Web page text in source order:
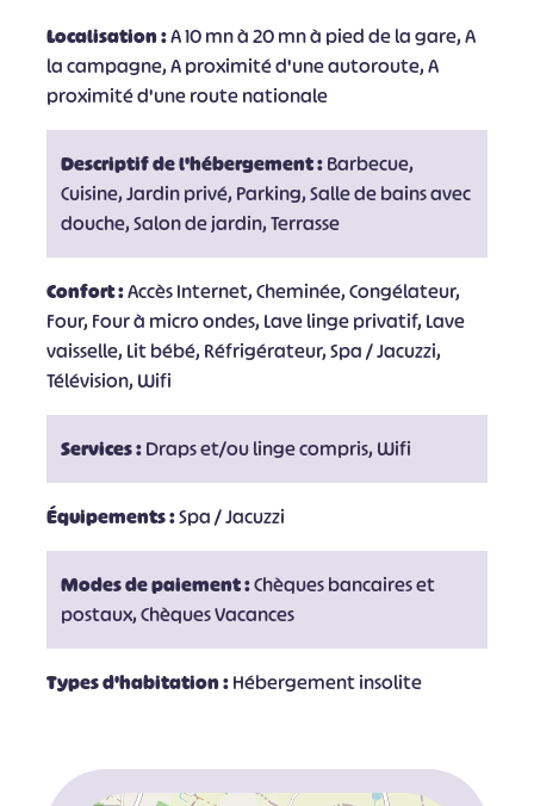
Localisation :A 10 mn à 20 mn à pied de la gare, A
la campagne, A proximité d'une autoroute, A
proximité d'une route nationale
Descriptif de l'hébergement :Barbecue,
Cuisine, Jardin privé, Parking, Salle de bains avec
douche, Salon de jardin, Terrasse
Confort :Accès Internet, Cheminée, Congélateur,
Four, Four à micro ondes, Lave linge privatif, Lave
vaisselle, Lit bébé, Réfrigérateur, Spa / Jacuzzi,
Télévision, Wifi
Services :Draps et/ou linge compris, Wifi
Équipements :Spa / Jacuzzi
Modes de paiement :Chèques bancaires et
postaux, Chèques Vacances
Types d'habitation :Hébergement insolite